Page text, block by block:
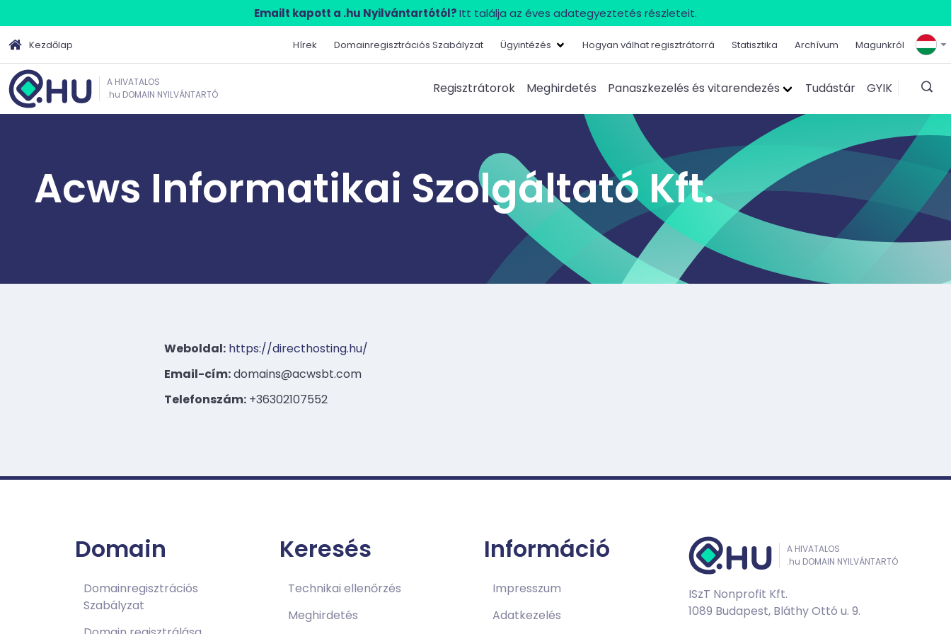
Emailt kapott a .hu Nyilvántartótól?Itt találja az éves adategyeztetés részleteit.
Kezdőlap Hírek Domainregisztrációs Szabályzat Ügyintézés Hogyan válhat regisztrátorrá Statisztika Archívum Magunkról
A HIVATALOS
.hu DOMAIN NYILVÁNTARTÓ
Regisztrátorok Meghirdetés Panaszkezelés és vitarendezés Tudástár GYIK
Acws Informatikai Szolgáltató Kft.
Weboldal: https://directhosting.hu/
Email-cím:domains@acwsbt.com
Telefonszám: +36302107552
Domain
Domainregisztrációs
Szabályzat
Keresés
Technikai ellenőrzés
Meghirdetés
Információ
Impresszum
Adatkezelés
A HIVATALOS
.hu DOMAIN NYILVÁNTARTÓ
ISzT Nonprofit Kft.
1089 Budapest, Bláthy Ottó u. 9.